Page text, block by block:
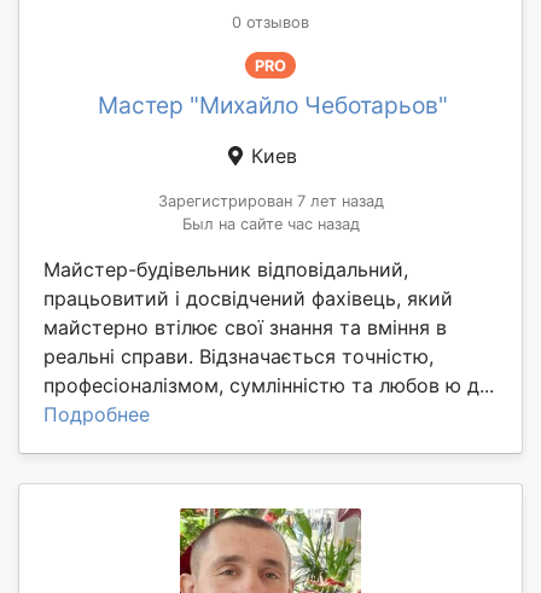
0 отзывов
PRO
Мастер "Михайло Чеботарьов"
Киев
Зарегистрирован 7 лет назад
Был на сайте час назад
Майстер-будівельник відповідальний,
працьовитий і досвідчений фахівець, який
майстерно втілює свої знання та вміння в
реальні справи. Відзначається точністю,
професіоналізмом, сумлінністю та любов ю д...
Подробнее